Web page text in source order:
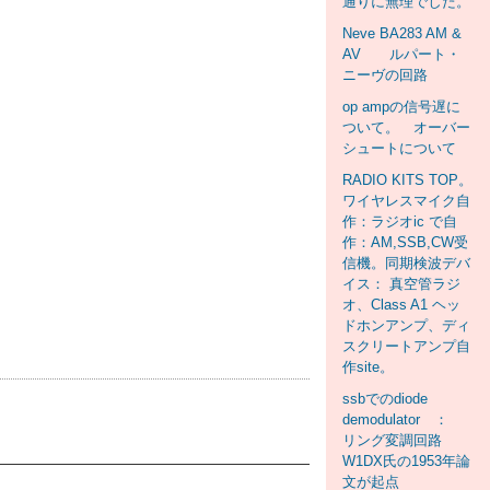
Neve BA283 AM &
AV ルパート・
ニーヴの回路
op ampの信号遅に
ついて。 オーバー
シュートについて
RADIO KITS TOP。
ワイヤレスマイク自
作：ラジオic で自
作：AM,SSB,CW受
信機。同期検波デバ
イス： 真空管ラジ
オ、Class A1 ヘッ
ドホンアンプ、ディ
スクリートアンプ自
作site。
ssbでのdiode
demodulator ：
リング変調回路
W1DX氏の1953年論
文が起点